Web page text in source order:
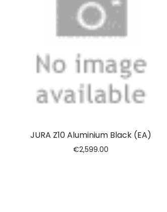
JURA Z10 Aluminium Black (EA)
€2,599.00